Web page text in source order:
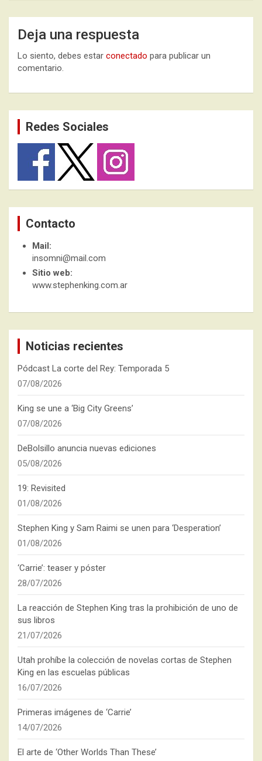
Deja una respuesta
Lo siento, debes estar conectado para publicar un
comentario.
Redes Sociales
Contacto
Mail:
insomni@mail.com
Sitio web:
www.stephenking.com.ar
Noticias recientes
Pódcast La corte del Rey: Temporada 5
07/08/2026
King se une a ‘Big City Greens’
07/08/2026
DeBolsillo anuncia nuevas ediciones
05/08/2026
19: Revisited
01/08/2026
Stephen King y Sam Raimi se unen para ‘Desperation’
01/08/2026
‘Carrie’: teaser y póster
28/07/2026
La reacción de Stephen King tras la prohibición de uno de
sus libros
21/07/2026
Utah prohíbe la colección de novelas cortas de Stephen
King en las escuelas públicas
16/07/2026
Primeras imágenes de ‘Carrie’
14/07/2026
El arte de ‘Other Worlds Than These’